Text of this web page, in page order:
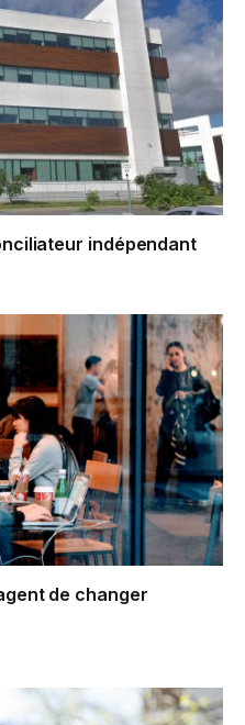
indépendant
de changer